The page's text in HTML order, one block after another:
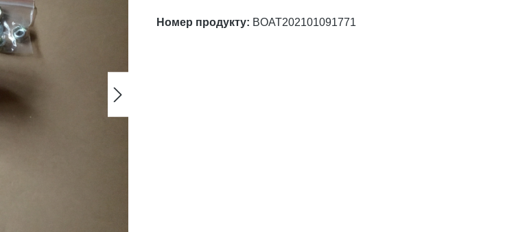
Номер продукту: BOAT202101091771